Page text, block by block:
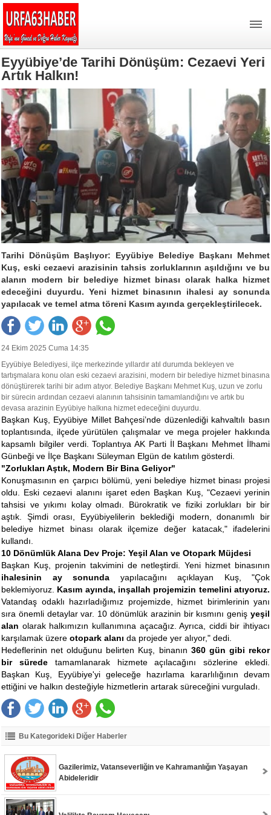
Eyyübiye’de Tarihi Dönüşüm: Cezaevi Yeri
Artık Halkın!
Tarihi Dönüşüm Başlıyor: Eyyübiye Belediye Başkanı Mehmet
Kuş, eski cezaevi arazisinin tahsis zorluklarının aşıldığını ve bu
alanın modern bir belediye hizmet binası olarak halka hizmet
edeceğini duyurdu. Yeni hizmet binasının ihalesi ay sonunda
yapılacak ve temel atma töreni Kasım ayında gerçekleştirilecek.
24 Ekim 2025 Cuma 14:35
Eyyübiye Belediyesi, ilçe merkezinde yıllardır atıl durumda bekleyen ve
tartışmalara konu olan eski cezaevi arazisini, modern bir belediye hizmet binasına
dönüştürerek tarihi bir adım atıyor. Belediye Başkanı Mehmet Kuş, uzun ve zorlu
bir sürecin ardından cezaevi alanının tahsisinin tamamlandığını ve artık bu
devasa arazinin Eyyübiye halkına hizmet edeceğini duyurdu.
Başkan Kuş, Eyyübiye Millet Bahçesi’nde düzenlediği kahvaltılı basın
toplantısında, ilçede yürütülen çalışmalar ve mega projeler hakkında
kapsamlı bilgiler verdi. Toplantıya AK Parti İl Başkanı Mehmet İlhami
Günbeği ve İlçe Başkanı Süleyman Elgün de katılım gösterdi.
"Zorlukları Aştık, Modern Bir Bina Geliyor"
Konuşmasının en çarpıcı bölümü, yeni belediye hizmet binası projesi
oldu. Eski cezaevi alanını işaret eden Başkan Kuş, "Cezaevi yerinin
tahsisi ve yıkımı kolay olmadı. Bürokratik ve fiziki zorlukları bir bir
aştık. Şimdi orası, Eyyübiyelilerin beklediği modern, donanımlı bir
belediye hizmet binası olarak ilçemize değer katacak," ifadelerini
kullandı.
10 Dönümlük Alana Dev Proje: Yeşil Alan ve Otopark Müjdesi
Başkan Kuş, projenin takvimini de netleştirdi. Yeni hizmet binasının
ihalesinin ay sonunda yapılacağını açıklayan Kuş, "Çok
beklemiyoruz. Kasım ayında, inşallah projemizin temelini atıyoruz.
Vatandaş odaklı hazırladığımız projemizde, hizmet birimlerinin yanı
sıra önemli detaylar var. 10 dönümlük arazinin bir kısmını geniş yeşil
alan olarak halkımızın kullanımına açacağız. Ayrıca, ciddi bir ihtiyacı
karşılamak üzere otopark alanı da projede yer alıyor," dedi.
Hedeflerinin net olduğunu belirten Kuş, binanın 360 gün gibi rekor
bir süredetamamlanarak hizmete açılacağını sözlerine ekledi.
Başkan Kuş, Eyyübiye'yi geleceğe hazırlama kararlılığının devam
ettiğini ve halkın desteğiyle hizmetlerin artarak süreceğini vurguladı.
Bu Kategorideki Diğer Haberler
Gazilerimiz, Vatanseverliğin ve Kahramanlığın Yaşayan
Abideleridir